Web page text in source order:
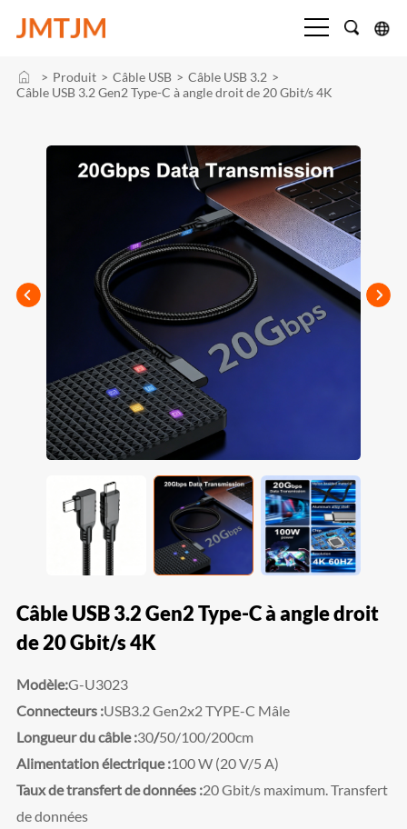
> Produit > Câble USB > Câble USB 3.2 >
Câble USB 3.2 Gen2 Type-C à angle droit de 20 Gbit/s 4K
Câble USB 3.2 Gen2 Type-C à angle droit
de 20 Gbit/s 4K
Modèle:G-U3023
Connecteurs :USB3.2 Gen2x2 TYPE-C Mâle
Longueur du câble :30/50/100/200cm
Alimentation électrique :100 W (20 V/5 A)
Taux de transfert de données :20 Gbit/s maximum. Transfert
de données